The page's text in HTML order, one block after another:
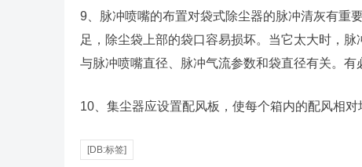
9、脉冲喷嘴的布置对袋式除尘器的脉冲清灰有重
足，除尘袋上部的袋口容易损坏。当它太大时，
与脉冲喷嘴直径、脉冲气流参数和袋直径有关。
10、集尘器应设置配风板，使每个箱内的配风相
[DB:标签]